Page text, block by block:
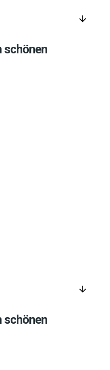
arrow_downward
schönen
arrow_downward
schönen